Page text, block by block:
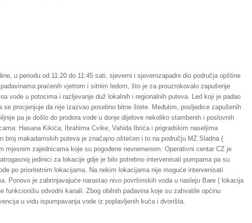
u periodu od 11:20 do 11:45 sati, sjeverni i sjeverozapadni dio područja opštine
praćenih vjetrom i sitnim ledom, što je za prouzrokovalo zapušenje
vode u potocima i razljevanje duž lokalnih i regionalnih puteva. Led koji je padao
se procjenjuje da nije izazvao posebno bitne štete. Međutim, posljedice zapušenih
pa je došlo do prodora vode u donje dijelove nekoliko stambenih i poslovnih
Hasana Kikića; Ibrahima Cvike, Vahida Ibrića i prigradskim naseljima
broj makadamskih puteva je značajno oštećen i to na području MZ Sladna (
mjesnim zajednicama koje su pogođene nevremenom. Operativni centar CZ je
jedinici za lokacije gdje je bilo potrebno intervenisati pumpama pa su
po prioritetnim lokacijama. Na nekim lokacijama nije moguće intervenisati
Ponovo je zabrinjavajuće narastao nivo površinskih voda u nasleju Bare ( lokacija
funkcionišu odvodni kanali. Zbog obilnih padavina koje su zahvatile općinu
u vidu ispumpavanja vode iz poplavljenih kuća i dvorišta.